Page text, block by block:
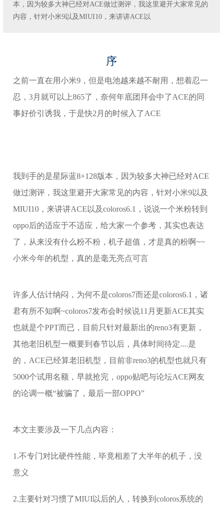
本，因为较多大神已经对ACE做过测评，我这里避开大家常见的
内容，针对小米9以及MIUI10，来讲讲ACE以
序
之前一直在用小米9，但是电池越来越不耐用，想着忍一
忍，3月就可以上865了，奈何年底团拜会中了ACE的同
事好价引诱我，于是快2月的时候入了ACE
我到手的是星际蓝8+128版本，因为较多大神已经对ACE
做过测评，我这里避开大家常见的内容，针对小米9以及
MIUI10，来讲讲ACE以及coloros6.1，说说一个米粉转到
oppo后的适应于不适应，给大家一个参考，其实也表达
了，从来没有什么粉不粉，机子超值，才是真的粉啊~~
小米今年的机型，真的是毫无亮点可言
许多人估计纳闷，为何不是coloros7而还是coloros6.1，诸
君有所不知啊~coloros7发布会时候说11月更新ACE其实
也就是个PPT而已，目前只针对最新出的reno3有更新，
其他老旧机型一概要到春节以后，具体时间待定....是
的，ACE已经算老旧机型，目前非reno3的机型也就只有
5000个试用名额，早就抢完，oppo贴吧与论坛ACE网友
的论调一概“被骗了，最后一部OPPO”
本文主要涉及一下几点内容：
1.不专门对比硬件性能，毕竟相差了大半年的机子，没
意义
2.主要针对习惯了MIUI以后的人，转换到coloros系统的